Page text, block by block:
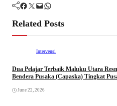
Facebook Twitter Mail WhatsApp
Related Posts
Intervensi
Dua Pelajar Terbaik Maluku Utara
Bendera Pusaka (Capaska) Tingkat
June 22, 2026